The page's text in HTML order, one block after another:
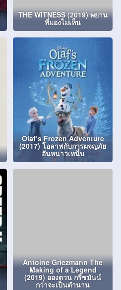
THE WITNESS (2019) พยาน
ที่มองไม่เห็น
Olaf’s Frozen Adventure
(2017) โอลาฟกับการผจญภัย
อันหนาวเหน็บ
Antoine Griezmann The
Making of a Legend
(2019) อองตวน กรีซมันน์
กว่าจะเป็นตำนาน